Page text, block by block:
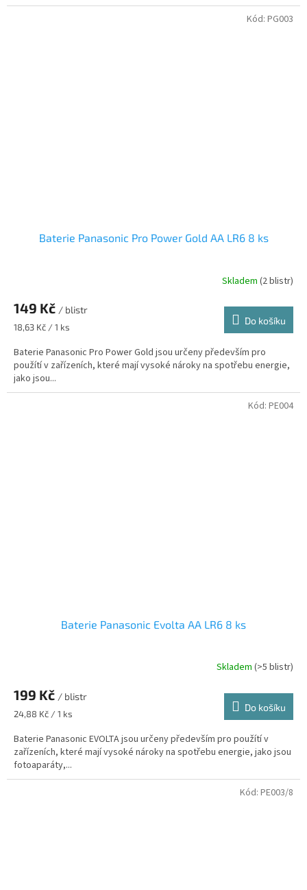
Baterie Panasonic Pro Power Gold AA LR6 8 ks
Skladem (2 blistr)
149 Kč / blistr
Měrná
18,63 Kč / 1 ks
Do košíku
Baterie Panasonic Pro Power Gold jsou určeny především pro
použítí v zařízeních, které mají vysoké nároky na spotřebu energie,
jako jsou...
Kód: PG003
Baterie Panasonic Evolta AA LR6 8 ks
Skladem (>5 blistr)
199 Kč / blistr
Měrná
24,88 Kč / 1 ks
Do košíku
Baterie Panasonic EVOLTA jsou určeny především pro použítí v
zařízeních, které mají vysoké nároky na spotřebu energie, jako jsou
fotoaparáty,...
Kód: PE004
Kód: PE003/8